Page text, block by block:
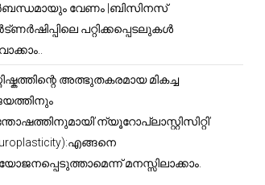
വേണം |ബിസിനസ്
പറ്റിക്കപ്പെടലുകൾ
അത്ഭുതകരമായ മികച്ച
മനസ്സിലാക്കാം.